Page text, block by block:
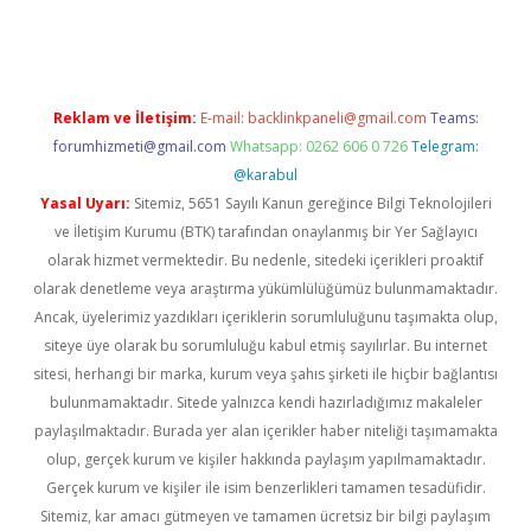
Reklam ve İletişim: E-mail: backlinkpaneli@gmail.com Teams:
forumhizmeti@gmail.com Whatsapp: 0262 606 0 726 Telegram:
@karabul
Yasal Uyarı: Sitemiz, 5651 Sayılı Kanun gereğince Bilgi Teknolojileri
ve İletişim Kurumu (BTK) tarafından onaylanmış bir Yer Sağlayıcı
olarak hizmet vermektedir. Bu nedenle, sitedeki içerikleri proaktif
olarak denetleme veya araştırma yükümlülüğümüz bulunmamaktadır.
Ancak, üyelerimiz yazdıkları içeriklerin sorumluluğunu taşımakta olup,
siteye üye olarak bu sorumluluğu kabul etmiş sayılırlar. Bu internet
sitesi, herhangi bir marka, kurum veya şahıs şirketi ile hiçbir bağlantısı
bulunmamaktadır. Sitede yalnızca kendi hazırladığımız makaleler
paylaşılmaktadır. Burada yer alan içerikler haber niteliği taşımamakta
olup, gerçek kurum ve kişiler hakkında paylaşım yapılmamaktadır.
Gerçek kurum ve kişiler ile isim benzerlikleri tamamen tesadüfidir.
Sitemiz, kar amacı gütmeyen ve tamamen ücretsiz bir bilgi paylaşım